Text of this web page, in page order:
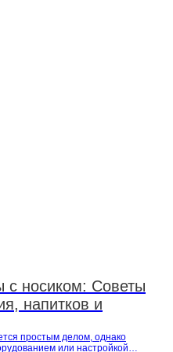
с носиком: Советы
напитков и
простым делом, однако
или настройкой